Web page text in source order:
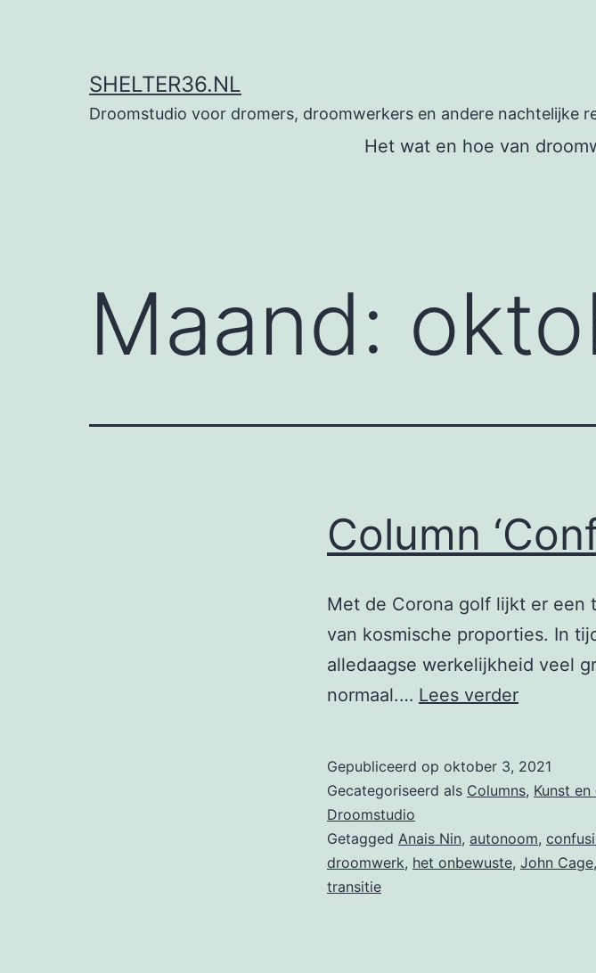
SHELTER36.NL
Droomstudio voor dromers, droomwerkers en andere nachtelijke
Het wat en hoe van
Maand:
Column
Met de Corona golf lijkt er een
van kosmische proporties. In
alledaagse werkelijkheid veel
normaal.… Lees verderColumn
Gepubliceerd op oktober 3, 2021
Gecategoriseerd als Columns, Kunst
Droomstudio
Getagged Anais Nin, autonoom,
droomwerk, het onbewuste, John Cage,
transitie